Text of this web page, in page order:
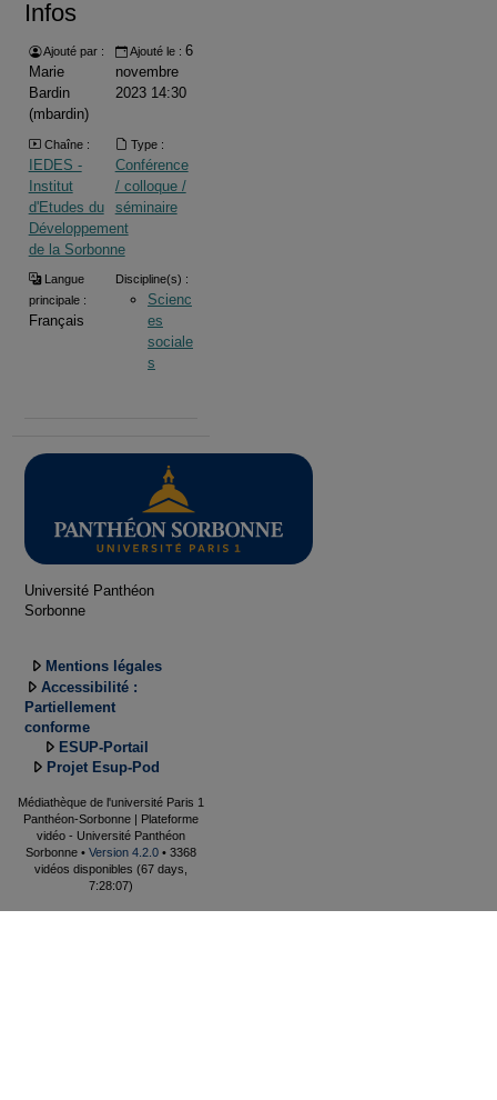
Infos
Ajouté par :
Marie
Bardin
(mbardin)
Ajouté le : 6
novembre
2023 14:30
Chaîne :
IEDES -
Institut
d'Etudes du
Développement
de la Sorbonne
Type :
Conférence
/ colloque /
séminaire
Langue
principale :
Français
Discipline(s) :
Scienc
es
sociale
s
Université Panthéon
Sorbonne
Mentions légales
Accessibilité :
Partiellement
conforme
ESUP-Portail
Projet Esup-Pod
Médiathèque de l'université Paris 1
Panthéon-Sorbonne | Plateforme
vidéo - Université Panthéon
Sorbonne • Version 4.2.0 • 3368
vidéos disponibles (67 days,
7:28:07)